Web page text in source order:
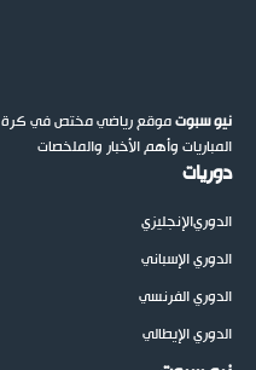
نيو سبوتموقع رياضي مختص في كرة
المباريات وأهم الأخبار والملخصات
دوريات
الدوريالإنجليزي
الدوري الإسباني
الدوري الفرنسي
الدوري الإيطالي